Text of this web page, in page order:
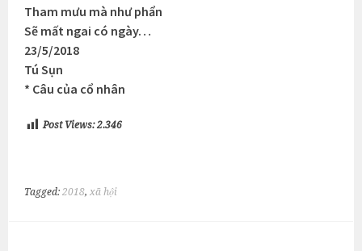
Tham mưu mà như phẩn
Sẽ mất ngai có ngày…
23/5/2018
Tú Sụn
* Câu của cổ nhân
Post Views: 2.346
Tagged:2018,xã hội